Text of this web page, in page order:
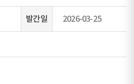
발간일 2026-03-25